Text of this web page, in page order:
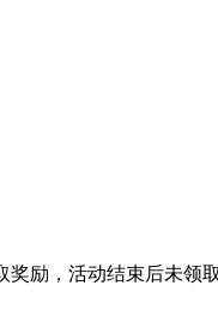
励，活动结束后未领